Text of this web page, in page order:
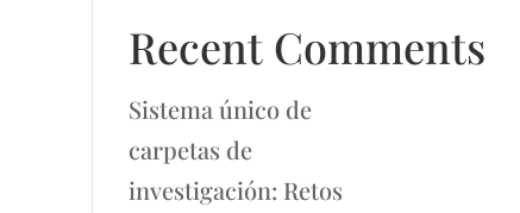
Recent Comments
Sistema único de
carpetas de
investigación: Retos